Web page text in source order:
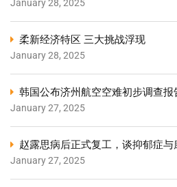
January 28, 2025
柔新经济特区 三大挑战浮现
January 28, 2025
韩国公布济州航空空难初步调查
January 27, 2025
赵露思病后正式复工，谈抑郁症与
January 27, 2025